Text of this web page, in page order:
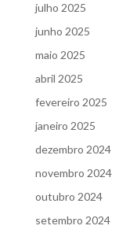
julho 2025
junho 2025
maio 2025
abril 2025
fevereiro 2025
janeiro 2025
dezembro 2024
novembro 2024
outubro 2024
setembro 2024